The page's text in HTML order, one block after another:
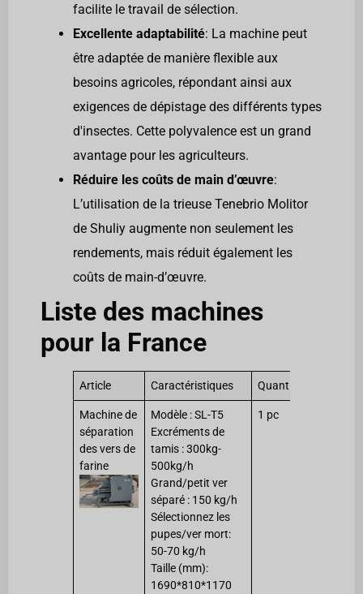
facilite le travail de sélection.
Excellente adaptabilité: La machine peut
être adaptée de manière flexible aux
besoins agricoles, répondant ainsi aux
exigences de dépistage des différents types
d'insectes. Cette polyvalence est un grand
avantage pour les agriculteurs.
Réduire les coûts de main d’œuvre:
L’utilisation de la trieuse Tenebrio Molitor
de Shuliy augmente non seulement les
rendements, mais réduit également les
coûts de main-d’œuvre.
Liste des machines
pour la France
Article Caractéristiques Quantité
Machine de
séparation
des vers de
farine
Modèle : SL-T5
Excréments de
tamis : 300kg-
500kg/h
Grand/petit ver
séparé : 150 kg/h
Sélectionnez les
pupes/ver mort:
50-70 kg/h
Taille (mm):
1690*810*1170
1 pc